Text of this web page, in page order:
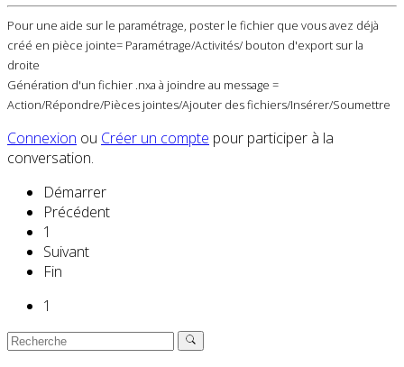
Pour une aide sur le paramétrage, poster le fichier que vous avez déjà
créé en pièce jointe= Paramétrage/Activités/ bouton d'export sur la
droite
Génération d'un fichier .nxa à joindre au message =
Action/Répondre/Pièces jointes/Ajouter des fichiers/Insérer/Soumettre
Connexion ou Créer un compte pour participer à la
conversation.
Démarrer
Précédent
1
Suivant
Fin
1